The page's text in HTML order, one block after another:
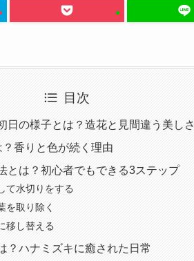
目次
日の様子とは？造花と見間違う美しさ
香りと色が続く理由
とは？初心者でもできる3ステップ
て水切りをする
を取り除く
移し替える
？ハナミズキに癒された日常